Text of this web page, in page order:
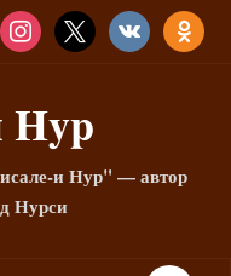
INSTAGRAM
X VKONTAKTE
Hyp
и Нур" — автор
Нурси